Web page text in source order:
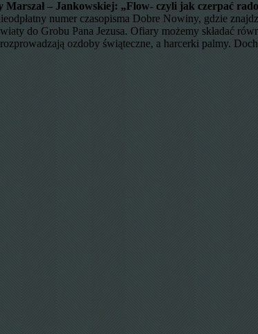
Marszał – Jankowskiej: „Flow- czyli jak czerpać
numer czasopisma Dobre Nowiny, gdzie
do Grobu Pana Jezusa. Ofiary możemy składać
rozprowadzają ozdoby świąteczne, a harcerki palmy.